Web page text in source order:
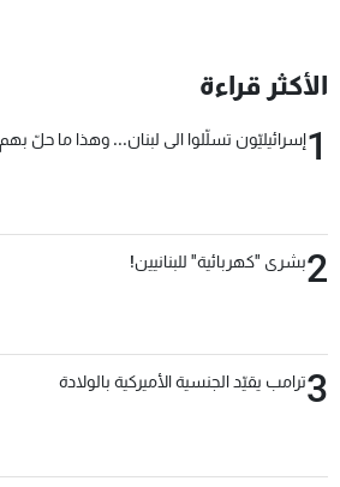
الأكثر قراءة
1إسرائيليّون تسلّلوا الى لبنان... وهذا ما حلّ بهم
2بشرى "كهربائية" للبنانيين!
3ترامب يقيّد الجنسية الأميركية بالولادة